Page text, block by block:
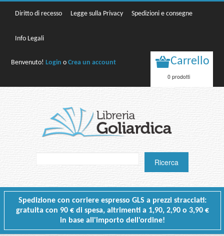
Diritto di recesso Legge sulla Privacy Spedizioni e consegne
Info Legali
Benvenuto!Login oCrea un account Carrello
0 prodotti
Spedizione con corriere espresso GLS a prezzi stracciati:
gratuita con 90 € di spesa, altrimenti a 1,90, 2,90 o 3,90 €
in base all'importo dell'ordine!